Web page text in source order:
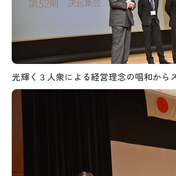
光輝く３人衆による経営理念の唱和から